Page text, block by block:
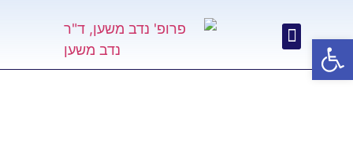
פתח סרגל נגישות